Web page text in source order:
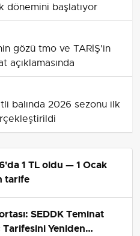
dönemini başlatıyor
gözü tmo ve TARİŞ'in
açıklamasında
balında 2026 sezonu ilk
1 TL oldu — 1 Ocak
tarife
SEDDK Teminat
Yeniden